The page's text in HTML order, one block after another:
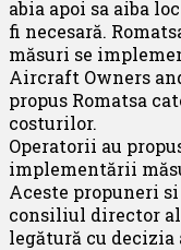
abia apoi sa aiba
fi necesară.
măsuri se
Aircraft Owners
propus Romatsa
costurilor.
Operatorii au
implementării
Aceste propuneri
consiliul director
legătură cu decizia